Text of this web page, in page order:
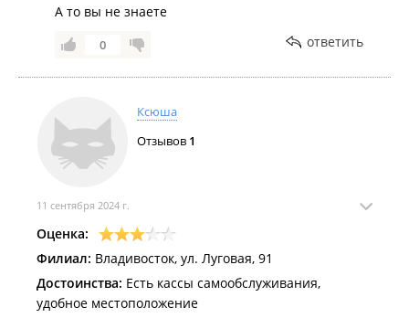
А то вы не знаете
0 ответить
Ксюша
Отзывов 1
11 сентября 2024 г.
Оценка:
Филиал: Владивосток, ул. Луговая, 91
Достоинства: Есть кассы самообслуживания,
удобное местоположение